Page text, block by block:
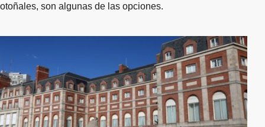
otoñales, son algunas de las opciones.